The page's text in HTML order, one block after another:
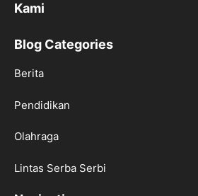
Kami
Blog Categories
Berita
Pendidikan
Olahraga
Lintas Serba Serbi